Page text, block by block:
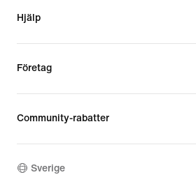
Hjälp
Företag
Community-rabatter
Sverige